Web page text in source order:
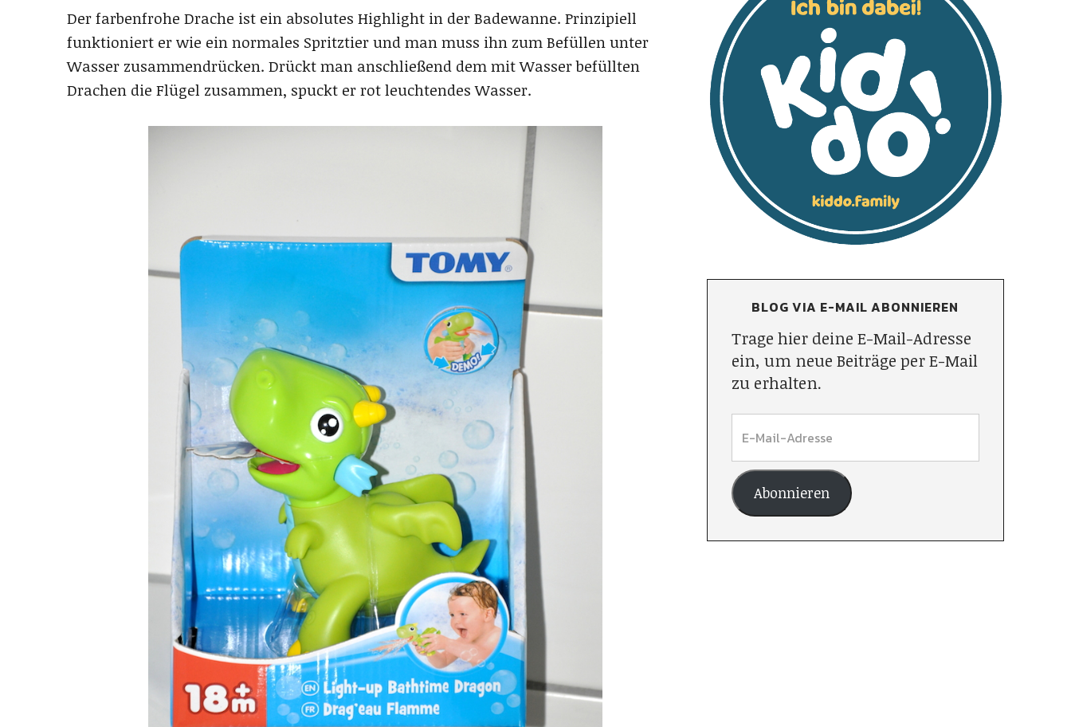
Der farbenfrohe Drache ist ein absolutes Highlight in der Badewanne. Prinzipiell
funktioniert er wie ein normales Spritztier und man muss ihn zum Befüllen unter
Wasser zusammendrücken. Drückt man anschließend dem mit Wasser befüllten
Drachen die Flügel zusammen, spuckt er rot leuchtendes Wasser.
BLOG VIA E-MAIL ABONNIEREN
Trage hier deine E-Mail-Adresse
ein, um neue Beiträge per E-Mail
zu erhalten.
Abonnieren